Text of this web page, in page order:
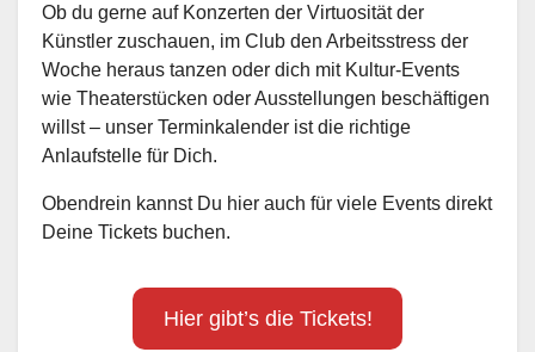
Ob du gerne auf Konzerten der Virtuosität der
Künstler zuschauen, im Club den Arbeitsstress der
Woche heraus tanzen oder dich mit Kultur-Events
wie Theaterstücken oder Ausstellungen beschäftigen
willst – unser Terminkalender ist die richtige
Anlaufstelle für Dich.
Obendrein kannst Du hier auch für viele Events direkt
Deine Tickets buchen.
Hier gibt’s die Tickets!